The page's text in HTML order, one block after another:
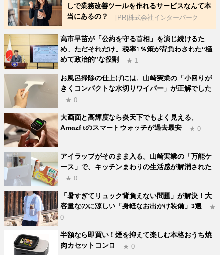
しで業務改善ツールを作れるサービスなんて本
当にあるの？
[PR]株式会社インターパーク
高市早苗が「公約を守る首相」を演じ続けるた
め、ただそれだけ。税率1％策が背負わされた“極
めて政治的”な役割
★ 1
お風呂掃除の仕上げには、山崎実業の「小回りが
きくコンパクトな水切りワイパー」が正解でした
★ 0
大画面と高輝度なら炎天下でもよく見える。
Amazfitのスマートウォッチが過去最安
★ 0
アイラップがそのまま入る。山崎実業の「万能ケ
ース」で、キッチンまわりの生活感が解消された
★ 0
「暑すぎてリュック背負えない問題」が解決！大
容量なのに涼しい「身軽なお出かけ装備」3選
★
0
半額なら即買い！煙を抑えて楽しむ本格おうち焼
肉カセットコンロ
★ 0